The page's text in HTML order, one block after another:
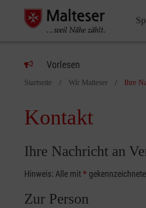
Vorlesen
Startseite Wir Malteser Ihre
Kontakt
Ihre Nachricht an
Hinweis: Alle mit*
Zur Person